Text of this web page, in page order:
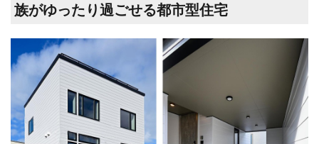
族がゆったり過ごせる都市型住宅